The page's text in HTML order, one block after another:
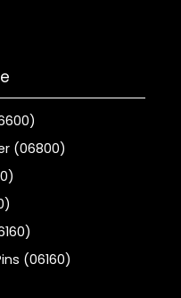
(06800)
(06160)